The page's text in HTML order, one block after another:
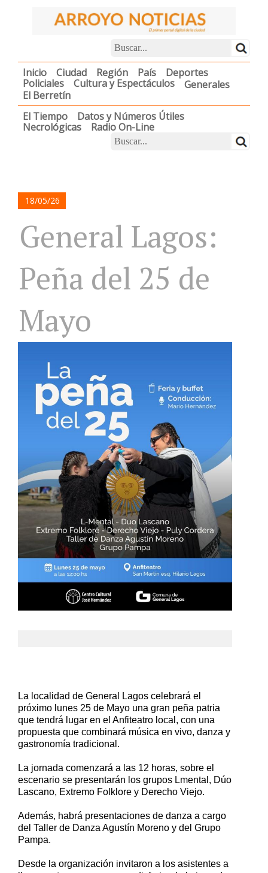
Inicio Ciudad Región País
Deportes
Policiales
Cultura y Espectáculos
Generales
El Berretín
El Tiempo
Datos y Números Útiles
Necrológicas
Radio On-Line
18/05/26
General Lagos:
Peña del 25 de
Mayo
La localidad de General Lagos celebrará el
próximo lunes 25 de Mayo una gran peña patria
que tendrá lugar en el Anfiteatro local, con una
propuesta que combinará música en vivo, danza y
gastronomía tradicional.
La jornada comenzará a las 12 horas, sobre el
escenario se presentarán los grupos Lmental, Dúo
Lascano, Extremo Folklore y Derecho Viejo.
Además, habrá presentaciones de danza a cargo
del Taller de Danza Agustín Moreno y del Grupo
Pampa.
Desde la organización invitaron a los asistentes a